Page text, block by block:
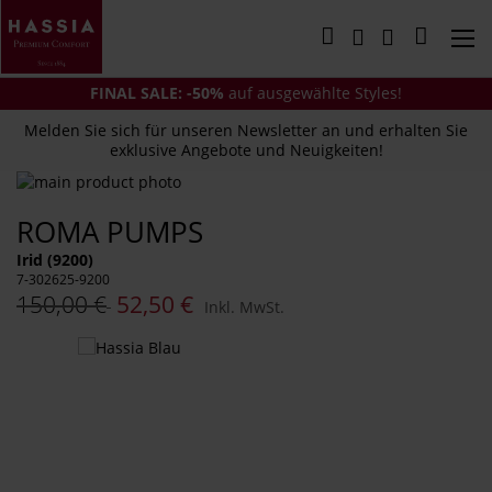
zum
Inhalt
Mein
FINAL SALE: -50% auf ausgewählte Styles!
Melden Sie sich für unseren Newsletter an und erhalten Sie
exklusive Angebote und Neuigkeiten!
ROMA PUMPS
Irid (9200)
7-302625-9200
150,00 € 52,50 € Inkl. MwSt.
Zum
der
Bildergalerie
springen
Anfang
der
Bildergalerie
springen